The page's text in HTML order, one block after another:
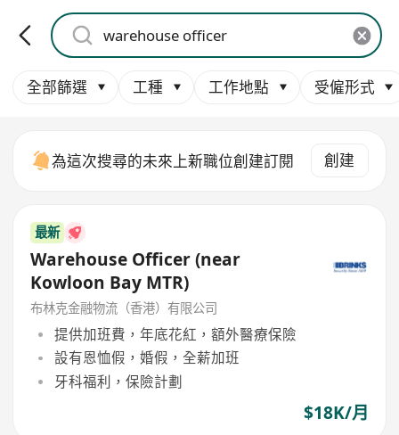
全部篩選 工種 工作地點 受僱形式
為這次搜尋的未來上新職位創建訂閱 創建
最新
Warehouse Officer (near
Kowloon Bay MTR)
布林克金融物流（香港）有限公司
提供加班費，年底花紅，額外醫療保險
設有恩恤假，婚假，全薪加班
牙科福利，保險計劃
$18K/月